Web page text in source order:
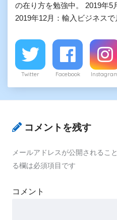
の在り方を勉強中。 2019年5
2019年12月：輸入ビジネスで
Twitter Facebook
コメントを残す
メールアドレスが公開されるこ
る欄は必須項目です
コメント